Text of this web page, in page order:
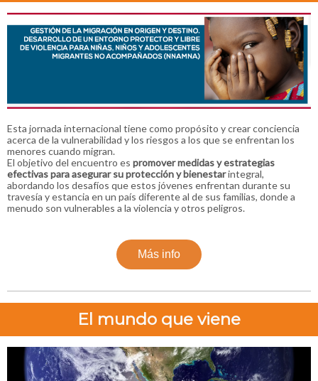
Esta jornada internacional tiene como propósito y crear conciencia
acerca de la vulnerabilidad y los riesgos a los que se enfrentan los
menores cuando migran.
El objetivo del encuentro es promover medidas y estrategias
efectivas para asegurar su protección y bienestarintegral,
abordando los desafíos que estos jóvenes enfrentan durante su
travesía y estancia en un país diferente al de sus familias, donde a
menudo son vulnerables a la violencia y otros peligros.
Más info
El mundo que viene